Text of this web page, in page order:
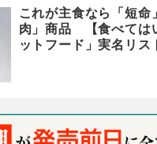
これが主食なら「短
肉」商品 【食べては
ットフード」実名リス